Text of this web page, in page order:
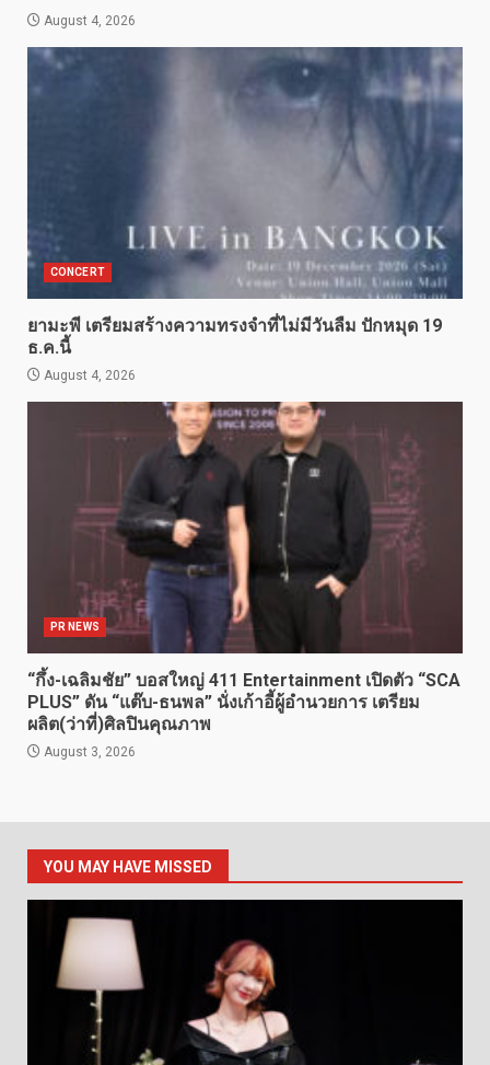
August 4, 2026
CONCERT
ยามะพี เตรียมสร้างความทรงจำที่ไม่มีวันลืม ปักหมุด 19
ธ.ค.นี้
August 4, 2026
PR NEWS
“กึ้ง-เฉลิมชัย” บอสใหญ่ 411 Entertainment เปิดตัว “SCA
PLUS” ดัน “แต๊บ-ธนพล” นั่งเก้าอี้ผู้อำนวยการ เตรียม
ผลิต(ว่าที่)ศิลปินคุณภาพ
August 3, 2026
YOU MAY HAVE MISSED